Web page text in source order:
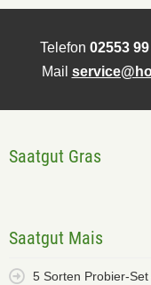
Telefon 02553
Mail
Saatgut Gras
Saatgut Mais
5 Sorten Probier-Set